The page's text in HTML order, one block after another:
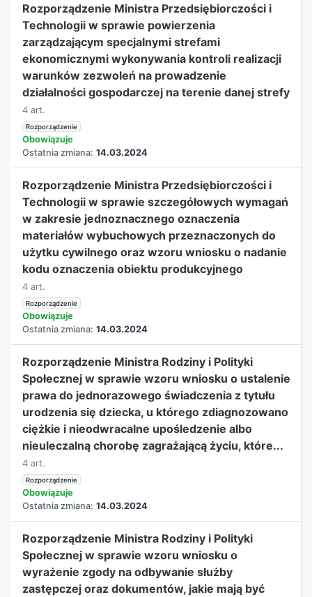
Rozporządzenie Ministra Przedsiębiorczości i
Technologii w sprawie powierzenia
zarządzającym specjalnymi strefami
ekonomicznymi wykonywania kontroli realizacji
warunków zezwoleń na prowadzenie
działalności gospodarczej na terenie danej strefy
4 art.
Rozporządzenie
Obowiązuje
Ostatnia zmiana: 14.03.2024
Rozporządzenie Ministra Przedsiębiorczości i
Technologii w sprawie szczegółowych wymagań
w zakresie jednoznacznego oznaczenia
materiałów wybuchowych przeznaczonych do
użytku cywilnego oraz wzoru wniosku o nadanie
kodu oznaczenia obiektu produkcyjnego
4 art.
Rozporządzenie
Obowiązuje
Ostatnia zmiana: 14.03.2024
Rozporządzenie Ministra Rodziny i Polityki
Społecznej w sprawie wzoru wniosku o ustalenie
prawa do jednorazowego świadczenia z tytułu
urodzenia się dziecka, u którego zdiagnozowano
ciężkie i nieodwracalne upośledzenie albo
nieuleczalną chorobę zagrażającą życiu, które...
4 art.
Rozporządzenie
Obowiązuje
Ostatnia zmiana: 14.03.2024
Rozporządzenie Ministra Rodziny i Polityki
Społecznej w sprawie wzoru wniosku o
wyrażenie zgody na odbywanie służby
zastępczej oraz dokumentów, jakie mają być